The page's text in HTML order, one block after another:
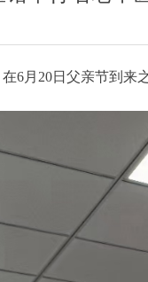
在6月20日父亲节到来